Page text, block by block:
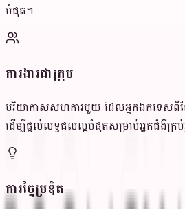
បំផុត។
ការងារជាក្រុម
បរិយាកាសសហការមួយ ដែលអ្នកឯកទេសពីផ្នែកផ្
ដើម្បីផ្តល់លទ្ធផលល្អបំផុតសម្រាប់អ្នកជំងឺគ្រ
ការច្នៃប្រឌិត